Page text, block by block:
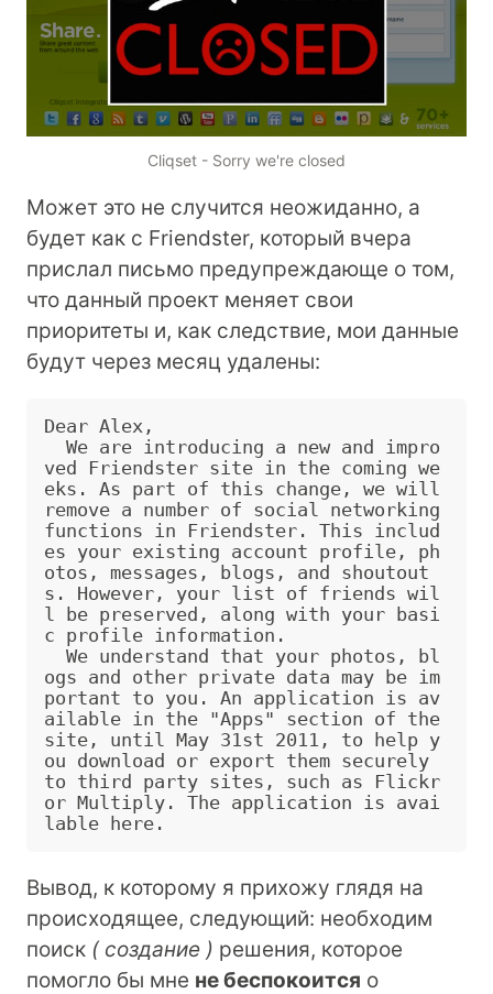
Cliqset - Sorry we're closed
Может это не случится неожиданно, а
будет как с Friendster, который вчера
прислал письмо предупреждающе о том,
что данный проект меняет свои
приоритеты и, как следствие, мои данные
будут через месяц удалены:
Dear Alex,
ved Friendster site in the coming we
eks. As part of this change, we will
remove a number of social networking
functions in Friendster. This includ
es your existing account profile, ph
otos, messages, blogs, and shoutout
s. However, your list of friends wil
l be preserved, along with your basi
c profile information.
ogs and other private data may be im
portant to you. An application is av
ailable in the "Apps" section of the
site, until May 31st 2011, to help y
ou download or export them securely
to third party sites, such as Flickr
or Multiply. The application is avai
Вывод, к которому я прихожу глядя на
происходящее, следующий: необходим
поиск ( создание ) решения, которое
помогло бы мне не беспокоится о